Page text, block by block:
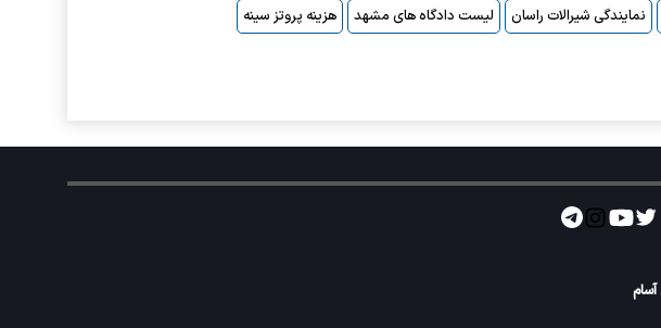
نمایندگی شیرالات راسان لیست دادگاه های مشهد هزینه پروتز سینه